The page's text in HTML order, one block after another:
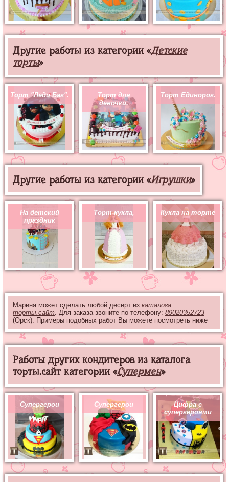
Другие работы из категории «Детские
торты»
Торт "Леди Баг".
Торт для
девочки.
Торт Единорог.
Другие работы из категории «Игрушки»
На детский
праздник
Торт-кукла, Кукла на торте
Марина может сделать любой десерт из каталога
торты.сайт . Для заказа звоните по телефону: 89020352723
(Орск). Примеры подобных работ Вы можете посмотреть ниже
Работы других кондитеров из каталога
торты.сайт категории «Супермен»
Супергерои Супергерои
Цифра с
супергероями